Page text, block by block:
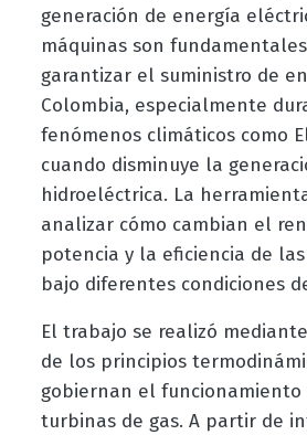
generación de energía
máquinas son
garantizar el suministro de
Colombia, especialmente
fenómenos climáticos como
cuando disminuye la
hidroeléctrica. La
analizar cómo cambian el
potencia y la eficiencia de
bajo diferentes condiciones
El trabajo se realizó
de los principios
gobiernan el funcionamiento
turbinas de gas. A partir de